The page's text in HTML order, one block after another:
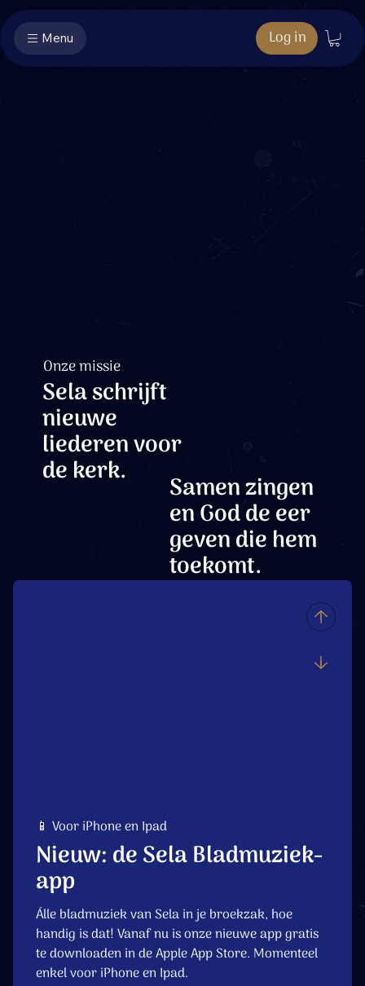
Menu Log in
Samen zingen
en God de eer
geven die hem
toekomt.
Onze missie
Sela schrijft
nieuwe
liederen voor
de kerk.
📱 Voor iPhone en Ipad
Nieuw: de Sela Bladmuziek-
app
Álle bladmuziek van Sela in je broekzak, hoe
handig is dat! Vanaf nu is onze nieuwe app gratis
te downloaden in de Apple App Store. Momenteel
enkel voor iPhone en Ipad.